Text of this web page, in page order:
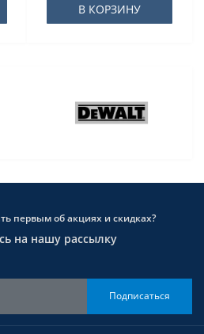
В КОРЗИНУ
первым об акциях и скидках?
на нашу рассылку
Подписаться